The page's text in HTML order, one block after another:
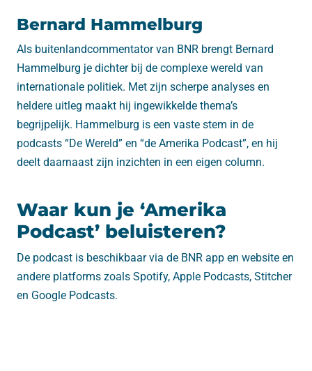
Bernard Hammelburg
Als buitenlandcommentator van BNR brengt Bernard
Hammelburg je dichter bij de complexe wereld van
internationale politiek. Met zijn scherpe analyses en
heldere uitleg maakt hij ingewikkelde thema’s
begrijpelijk. Hammelburg is een vaste stem in de
podcasts “De Wereld” en “de Amerika Podcast”, en hij
deelt daarnaast zijn inzichten in een eigen column.
Waar kun je ‘Amerika
Podcast’ beluisteren?
De podcast is beschikbaar via de BNR app en website en
andere platforms zoals Spotify, Apple Podcasts, Stitcher
en Google Podcasts.